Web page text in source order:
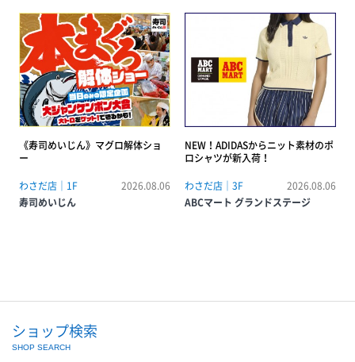
《寿司めいじん》マグロ解体ショ
ー
わさだ店｜1F
2026.08.06
寿司めいじん
NEW！ADIDASからニット素材のポ
ロシャツが新入荷！
わさだ店｜3F
2026.08.06
ABCマート グランドステージ
ショップ検索
SHOP SEARCH